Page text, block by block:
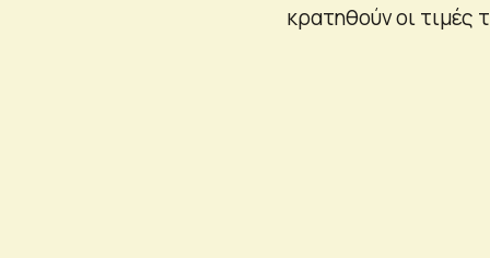
κρατηθούν οι τιμές